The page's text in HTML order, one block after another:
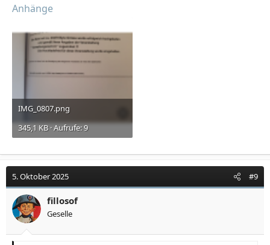
Anhänge
IMG_0807.png
345,1 KB · Aufrufe: 9
5. Oktober 2025 #9
fillosof
Geselle